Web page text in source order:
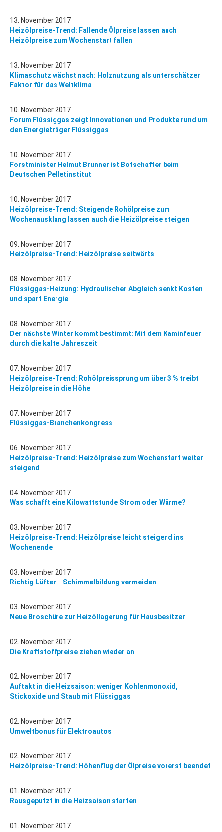
13. November 2017
Heizölpreise-Trend: Fallende Ölpreise lassen auch
Heizölpreise zum Wochenstart fallen
13. November 2017
Klimaschutz wächst nach: Holznutzung als unterschätzer
Faktor für das Weltklima
10. November 2017
Forum Flüssiggas zeigt Innovationen und Produkte rund um
den Energieträger Flüssiggas
10. November 2017
Forstminister Helmut Brunner ist Botschafter beim
Deutschen Pelletinstitut
10. November 2017
Heizölpreise-Trend: Steigende Rohölpreise zum
Wochenausklang lassen auch die Heizölpreise steigen
09. November 2017
Heizölpreise-Trend: Heizölpreise seitwärts
08. November 2017
Flüssiggas-Heizung: Hydraulischer Abgleich senkt Kosten
und spart Energie
08. November 2017
Der nächste Winter kommt bestimmt: Mit dem Kaminfeuer
durch die kalte Jahreszeit
07. November 2017
Heizölpreise-Trend: Rohölpreissprung um über 3 % treibt
Heizölpreise in die Höhe
07. November 2017
Flüssiggas-Branchenkongress
06. November 2017
Heizölpreise-Trend: Heizölpreise zum Wochenstart weiter
steigend
04. November 2017
Was schafft eine Kilowattstunde Strom oder Wärme?
03. November 2017
Heizölpreise-Trend: Heizölpreise leicht steigend ins
Wochenende
03. November 2017
Richtig Lüften - Schimmelbildung vermeiden
03. November 2017
Neue Broschüre zur Heizöllagerung für Hausbesitzer
02. November 2017
Die Kraftstoffpreise ziehen wieder an
02. November 2017
Auftakt in die Heizsaison: weniger Kohlenmonoxid,
Stickoxide und Staub mit Flüssiggas
02. November 2017
Umweltbonus für Elektroautos
02. November 2017
Heizölpreise-Trend: Höhenflug der Ölpreise vorerst beendet
01. November 2017
Rausgeputzt in die Heizsaison starten
01. November 2017